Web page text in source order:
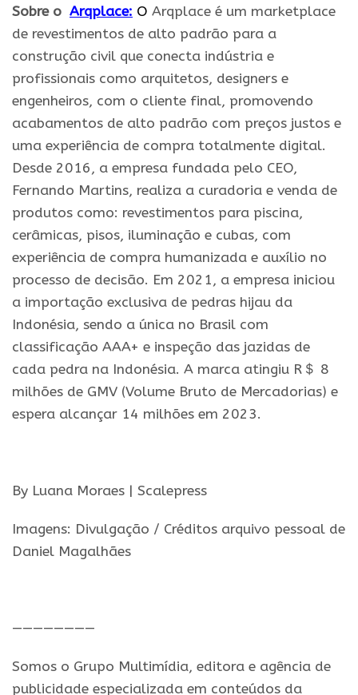
Sobre o Arqplace: O Arqplace é um marketplace
de revestimentos de alto padrão para a
construção civil que conecta indústria e
profissionais como arquitetos, designers e
engenheiros, com o cliente final, promovendo
acabamentos de alto padrão com preços justos e
uma experiência de compra totalmente digital.
Desde 2016, a empresa fundada pelo CEO,
Fernando Martins, realiza a curadoria e venda de
produtos como: revestimentos para piscina,
cerâmicas, pisos, iluminação e cubas, com
experiência de compra humanizada e auxílio no
processo de decisão. Em 2021, a empresa iniciou
a importação exclusiva de pedras hijau da
Indonésia, sendo a única no Brasil com
classificação AAA+ e inspeção das jazidas de
cada pedra na Indonésia. A marca atingiu R＄ 8
milhões de GMV (Volume Bruto de Mercadorias) e
espera alcançar 14 milhões em 2023.
By Luana Moraes | Scalepress
Imagens: Divulgação / Créditos arquivo pessoal de
Daniel Magalhães
————————
Somos o Grupo Multimídia, editora e agência de
publicidade especializada em conteúdos da